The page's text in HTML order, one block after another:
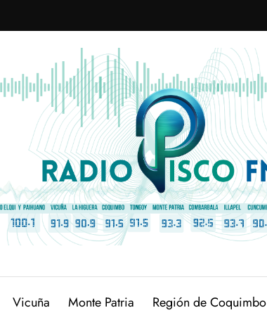
Vicuña Monte Patria Región de Coquimbo